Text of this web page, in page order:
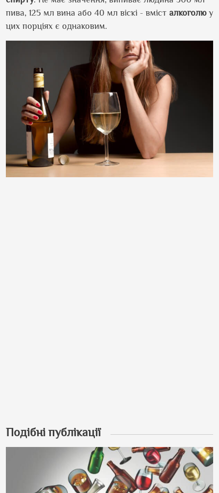
пива, 125 мл вина або 40 мл віскі - вміст алкоголюу
цих порціях є однаковим.
Подібні публікації